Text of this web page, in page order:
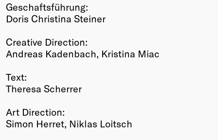
Geschaftsführung:
Doris Christina Steiner
Creative Direction:
Andreas Kadenbach, Kristina Miac
Text:
Theresa Scherrer
Art Direction:
Simon Herret, Niklas Loitsch